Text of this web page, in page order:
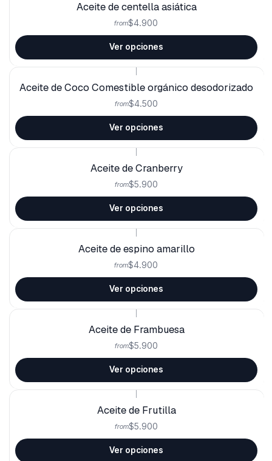
Aceite de centella asiática
from$4.900
Ver opciones
Aceite de Coco Comestible orgánico desodorizado
from$4.500
Ver opciones
Aceite de Cranberry
from$5.900
Ver opciones
Aceite de espino amarillo
from$4.900
Ver opciones
Aceite de Frambuesa
from$5.900
Ver opciones
Aceite de Frutilla
from$5.900
Ver opciones